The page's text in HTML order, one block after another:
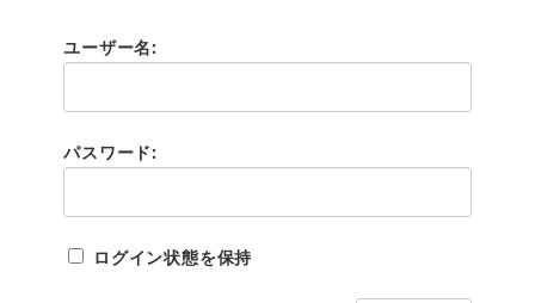
ユーザー名:
パスワード:
ログイン状態を保持